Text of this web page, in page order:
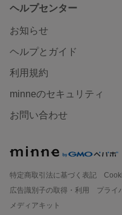
ヘルプセンター
お知らせ
ヘルプとガイド
利用規約
minneのセキュリティ
お問い合わせ
特定商取引法に基づく表記
広告識別子の取得・利用
プライ
メディアキット